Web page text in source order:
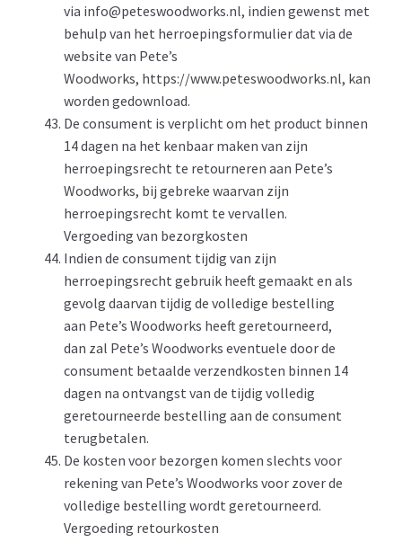
via info@peteswoodworks.nl, indien gewenst met
behulp van het herroepingsformulier dat via de
website van Pete’s
Woodworks, https://www.peteswoodworks.nl, kan
worden gedownload.
De consument is verplicht om het product binnen
14 dagen na het kenbaar maken van zijn
herroepingsrecht te retourneren aan Pete’s
Woodworks, bij gebreke waarvan zijn
herroepingsrecht komt te vervallen.
Vergoeding van bezorgkosten
Indien de consument tijdig van zijn
herroepingsrecht gebruik heeft gemaakt en als
gevolg daarvan tijdig de volledige bestelling
aan Pete’s Woodworks heeft geretourneerd,
dan zal Pete’s Woodworks eventuele door de
consument betaalde verzendkosten binnen 14
dagen na ontvangst van de tijdig volledig
geretourneerde bestelling aan de consument
terugbetalen.
De kosten voor bezorgen komen slechts voor
rekening van Pete’s Woodworks voor zover de
volledige bestelling wordt geretourneerd.
Vergoeding retourkosten